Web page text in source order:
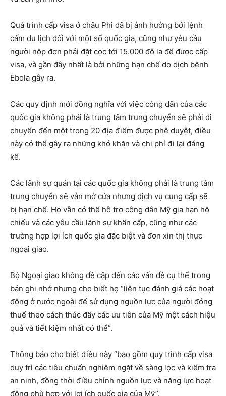
Quá trình cấp visa ở châu Phi đã bị ảnh hưởng bởi lệnh
cấm du lịch đối với một số quốc gia, cũng như yêu cầu
người nộp đơn phải đặt cọc tới 15.000 đô la để được cấp
visa, và gần đây nhất là bởi những hạn chế do dịch bệnh
Ebola gây ra.
Các quy định mới đồng nghĩa với việc công dân của các
quốc gia không phải là trung tâm trung chuyển sẽ phải di
chuyển đến một trong 20 địa điểm được phê duyệt, điều
này có thể gây ra những khó khăn và chi phí đi lại đáng
kể.
Các lãnh sự quán tại các quốc gia không phải là trung tâm
trung chuyển sẽ vẫn mở cửa nhưng dịch vụ cung cấp sẽ
bị hạn chế. Họ vẫn có thể hỗ trợ công dân Mỹ gia hạn hộ
chiếu và các yêu cầu lãnh sự khẩn cấp, cũng như các
trường hợp lợi ích quốc gia đặc biệt và đơn xin thị thực
ngoại giao.
Bộ Ngoại giao không đề cập đến các vấn đề cụ thể trong
bản ghi nhớ nhưng cho biết họ “liên tục đánh giá các hoạt
động ở nước ngoài để sử dụng nguồn lực của người đóng
thuế theo cách thúc đẩy các ưu tiên của Mỹ một cách hiệu
quả và tiết kiệm nhất có thể”.
Thông báo cho biết điều này “bao gồm quy trình cấp visa
duy trì các tiêu chuẩn nghiêm ngặt về sàng lọc và kiểm tra
an ninh, đồng thời điều chỉnh nguồn lực và năng lực hoạt
động phù hợp với lợi ích quốc gia của Mỹ”.